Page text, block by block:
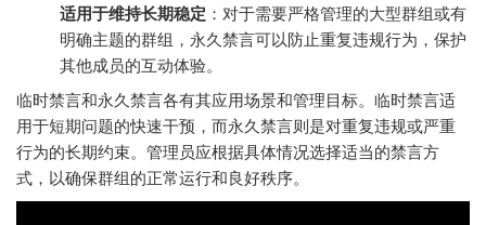
适用于维持长期稳定 ：对于需要严格管理的大型群组或有
明确主题的群组，永久禁言可以防止重复违规行为，保护
其他成员的互动体验。
临时禁言和永久禁言各有其应用场景和管理目标。临时禁言适
用于短期问题的快速干预，而永久禁言则是对重复违规或严重
行为的长期约束。管理员应根据具体情况选择适当的禁言方
式，以确保群组的正常运行和良好秩序。